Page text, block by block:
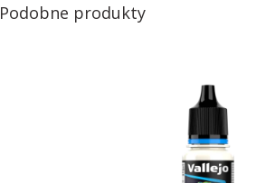
Podobne produkty